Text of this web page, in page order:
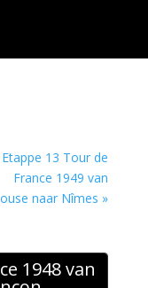
Etappe 13 Tour de
France 1949 van
naar Nîmes »
1948 van